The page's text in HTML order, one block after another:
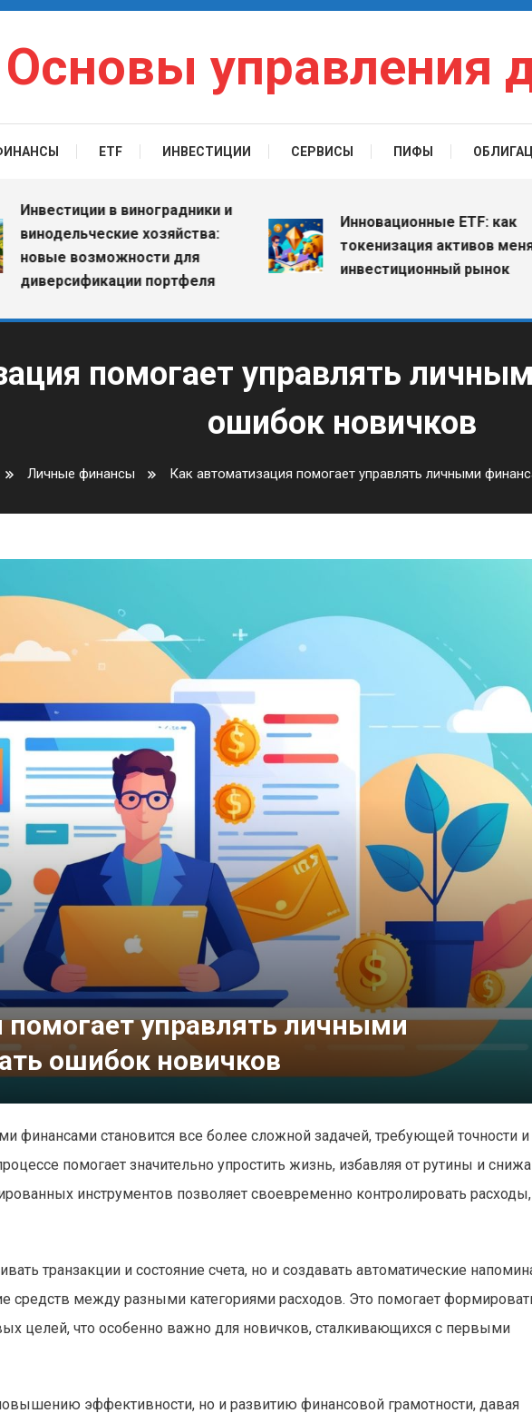
Основы управления
ETF ИНВЕСТИЦИИ СЕРВИСЫ ПИФЫ
Инвестиции в виноградники и
хозяйства:
возможности для
диверсификации портфеля
Инновационные ETF: как
токенизация активов меняет
инвестиционный рынок
помогает управлять
ошибок новичков
Личные финансы Как автоматизация помогает управлять личными
помогает управлять личными
ошибок новичков
финансами становится все более сложной задачей, требующей точности и
помогает значительно упростить жизнь, избавляя от рутины и
инструментов позволяет своевременно контролировать расходы,
транзакции и состояние счета, но и создавать автоматические
средств между разными категориями расходов. Это помогает
целей, что особенно важно для новичков, сталкивающихся с первыми
эффективности, но и развитию финансовой грамотности, давая